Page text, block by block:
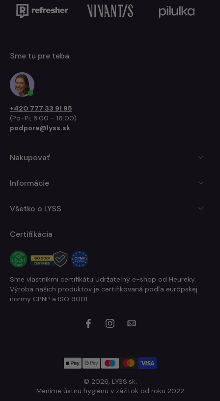
Sme tu pre teba
+420 777 33 91 95
(Po-Pi, 8:00 - 16:00)
podpora@lyss.sk
Nakupovať
Informácie
Všetko o LYSS
Certifikácia
Sme vlastníkmi certifikátu Udržateľný e-shop od Heureky.
Výroba našich produktov je certifikovaná podľa európskej
normy CPNP a ISO 9001.
© 2026, LYSS.sk.
Meníme ústnu hygienu v zážitok od roku 2022.